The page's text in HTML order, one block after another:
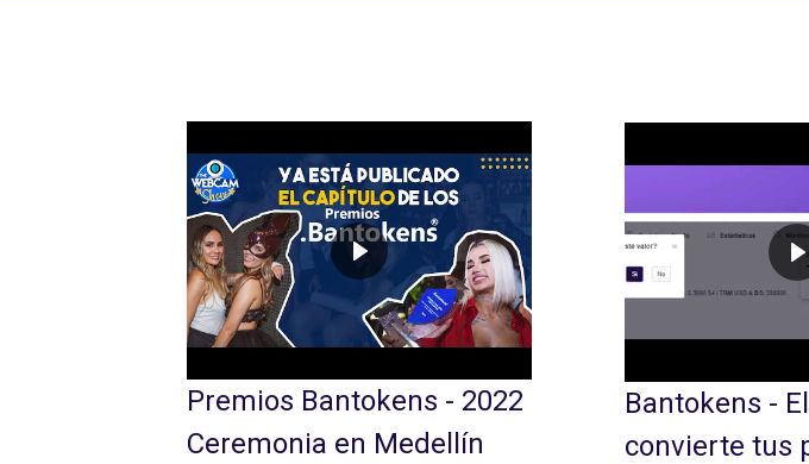
Premios Bantokens - 2022
Ceremonia en Medellín
Bantokens -
convierte tus